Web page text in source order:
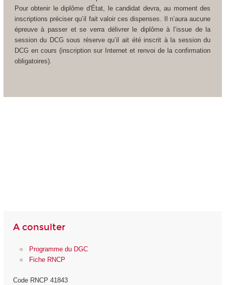
Pour obtenir le diplôme d'État, le candidat devra, au moment des
inscriptions préciser qu’il fait valoir ces dispenses. Il n’aura aucune
épreuve à passer et se verra délivrer le diplôme à l’issue de la
session du DCG sous réserve qu’il ait été inscrit à la session du
DCG en cours (inscription sur Internet et renvoi de la confirmation
obligatoires).
A consulter
Programme du DGC
Fiche RNCP
Code RNCP 41843